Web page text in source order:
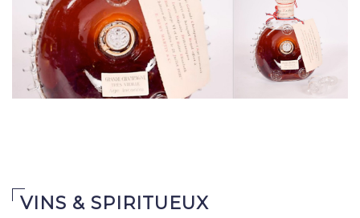
VINS & SPIRITUEUX